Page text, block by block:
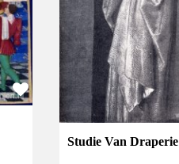
Studie Van Draperie